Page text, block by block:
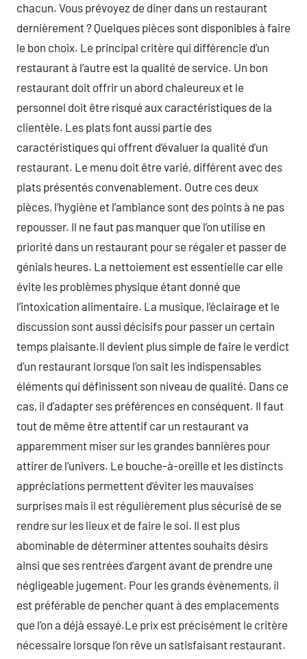
chacun. Vous prévoyez de diner dans un restaurant
dernièrement ? Quelques pièces sont disponibles à faire
le bon choix. Le principal critère qui différencie d’un
restaurant à l’autre est la qualité de service. Un bon
restaurant doit offrir un abord chaleureux et le
personnel doit être risqué aux caractéristiques de la
clientèle. Les plats font aussi partie des
caractéristiques qui offrent d’évaluer la qualité d’un
restaurant. Le menu doit être varié, différent avec des
plats présentés convenablement. Outre ces deux
pièces, l’hygiène et l’ambiance sont des points à ne pas
repousser. Il ne faut pas manquer que l’on utilise en
priorité dans un restaurant pour se régaler et passer de
génials heures. La nettoiement est essentielle car elle
évite les problèmes physique étant donné que
l’intoxication alimentaire. La musique, l’éclairage et le
discussion sont aussi décisifs pour passer un certain
temps plaisante.Il devient plus simple de faire le verdict
d’un restaurant lorsque l’on sait les indispensables
éléments qui définissent son niveau de qualité. Dans ce
cas, il d’adapter ses préférences en conséquent. Il faut
tout de même être attentif car un restaurant va
apparemment miser sur les grandes bannières pour
attirer de l’univers. Le bouche-à-oreille et les distincts
appréciations permettent d’éviter les mauvaises
surprises mais il est régulièrement plus sécurisé de se
rendre sur les lieux et de faire le soi. Il est plus
abominable de déterminer attentes souhaits désirs
ainsi que ses rentrées d’argent avant de prendre une
négligeable jugement. Pour les grands évènements, il
est préférable de pencher quant à des emplacements
que l’on a déjà essayé.Le prix est précisément le critère
nécessaire lorsque l’on rêve un satisfaisant restaurant.